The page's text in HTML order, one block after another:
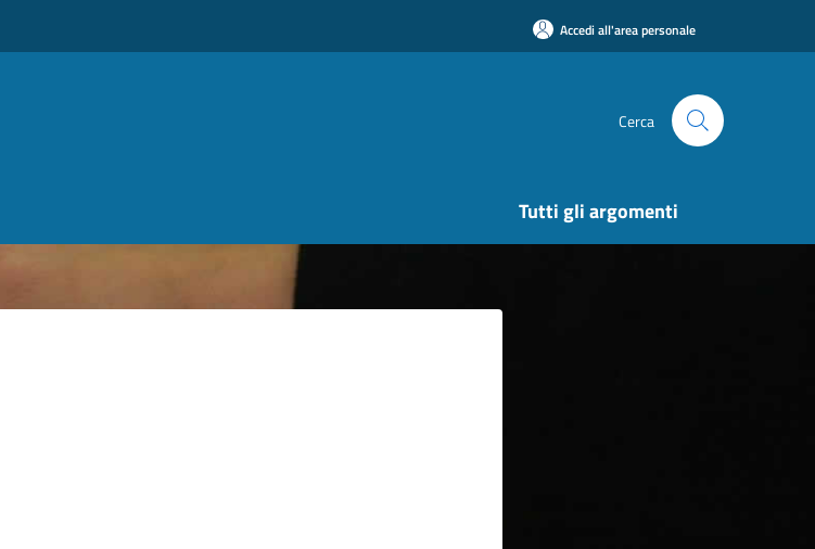
Accedi all'area personale
Cerca
Tutti gli argomenti